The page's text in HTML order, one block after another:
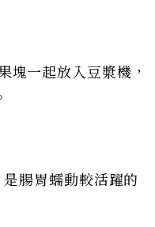
塊一起放入豆漿機，
腸胃蠕動較活躍的